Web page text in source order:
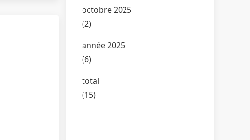
octobre 2025
(2)
année 2025
(6)
total
(15)